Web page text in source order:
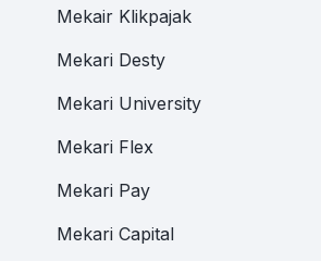
Mekair Klikpajak
Mekari Desty
Mekari University
Mekari Flex
Mekari Pay
Mekari Capital